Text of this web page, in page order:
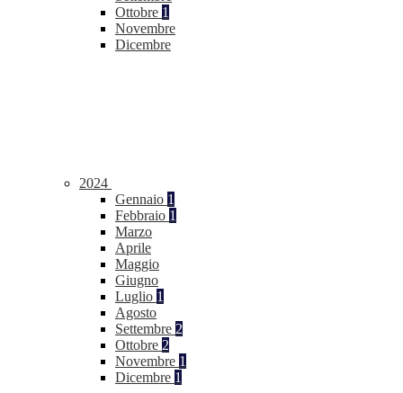
Ottobre 1
Novembre
Dicembre
2024
Gennaio 1
Febbraio 1
Marzo
Aprile
Maggio
Giugno
Luglio 1
Agosto
Settembre 2
Ottobre 2
Novembre 1
Dicembre 1